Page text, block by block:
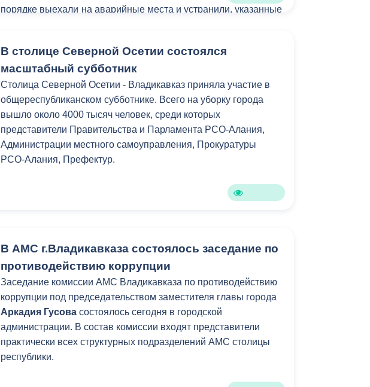
порядке выехали на аварийные места и устранили, указанные
по номеру 53-19-19.
В столице Северной Осетии состоялся
масштабный субботник
Столица Северной Осетии - Владикавказ приняла участие в
общереспубликанском субботнике. Всего на уборку города
вышло около 4000 тысяч человек, среди которых
представители Правительства и Парламента РСО-Алания,
Администрации местного самоуправления, Прокуратуры
РСО-Алания, Префектур.
В АМС г.Владикавказа состоялось заседание по
противодействию коррупции
Заседание комиссии АМС Владикавказа по противодействию
коррупции под председательством заместителя главы города
Аркадия Гусова состоялось сегодня в городской
администрации. В состав комиссии входят представители
практически всех структурных подразделений АМС столицы
республики.